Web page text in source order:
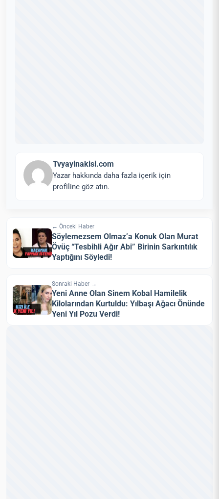
Tvyayinakisi.com
Yazar hakkında daha fazla içerik için
profiline göz atın.
← Önceki Haber
Söylemezsem Olmaz’a Konuk Olan Murat
Övüç “Tesbihli Ağır Abi” Birinin Sarkıntılık
Yaptığını Söyledi!
Sonraki Haber →
Yeni Anne Olan Sinem Kobal Hamilelik
Kilolarından Kurtuldu: Yılbaşı Ağacı Önünde
Yeni Yıl Pozu Verdi!